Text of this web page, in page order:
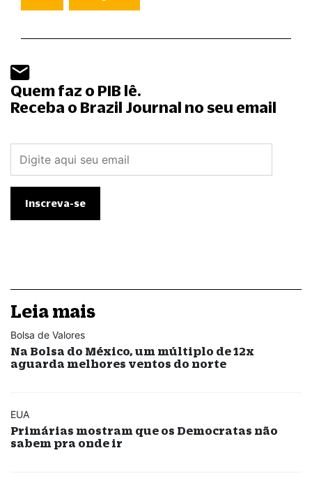
Quem faz o PIB lê.
Receba o Brazil Journal no seu email
Leia mais
Bolsa de Valores
Na Bolsa do México, um múltiplo de 12x
aguarda melhores ventos do norte
EUA
Primárias mostram que os Democratas não
sabem pra onde ir